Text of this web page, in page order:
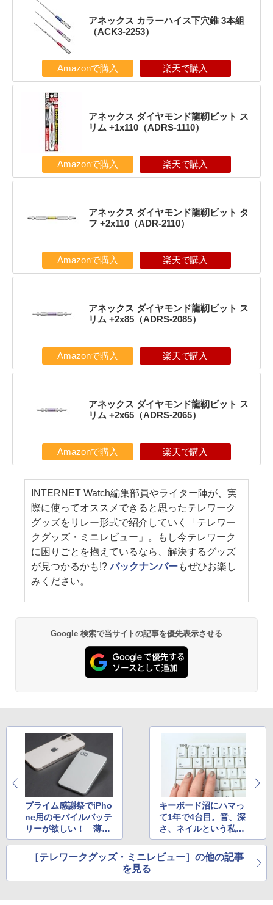
アネックス カラーハイス下穴錐 3本組
（ACK3-2253）
Amazonで購入 楽天で購入
アネックス ダイヤモンド龍靭ビット ス
リム +1x110（ADRS-1110）
Amazonで購入 楽天で購入
アネックス ダイヤモンド龍靭ビット タ
フ +2x110（ADR-2110）
Amazonで購入 楽天で購入
アネックス ダイヤモンド龍靭ビット ス
リム +2x85（ADRS-2085）
Amazonで購入 楽天で購入
アネックス ダイヤモンド龍靭ビット ス
リム +2x65（ADRS-2065）
Amazonで購入 楽天で購入
INTERNET Watch編集部員やライター陣が、実
際に使ってオススメできると思ったテレワーク
グッズをリレー形式で紹介していく「テレワー
クグッズ・ミニレビュー」。もし今テレワーク
に困りごとを抱えているなら、解決するグッズ
が見つかるかも!?バックナンバーもぜひお楽し
みください。
Google 検索で当サイトの記事を優先表示させる
プライム感謝祭でiPho
ne用のモバイルバッテ
リーが欲しい！ 薄く
て持ちやすい上に古い
バッテリーの回収もし
てくれる国内メーカー
キーボード沼にハマっ
て1年で4台目。音、深
さ、ネイルという私の
わがままを全て解決し
てくれた「HHKB Prof
essional Classic Typ
［テレワークグッズ・ミニレビュー］の他の記事
を見る